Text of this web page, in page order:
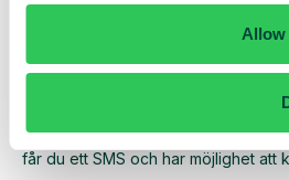
Allow
Med Daily Cost Control kan du som
dina dagliga kostnader när du surfar
förutbestämt maxpris. När du har
får du ett SMS och har möjlighet att